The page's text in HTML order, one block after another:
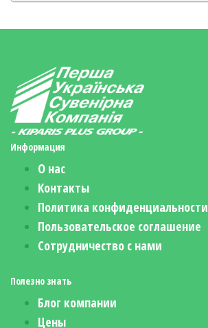
Информация
О нас
Контакты
Политика конфиденциальности
Пользовательское соглашение
Сотрудничество с нами
Полезно знать
Блог компании
Цены